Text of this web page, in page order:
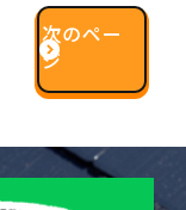
次のペー
ジ